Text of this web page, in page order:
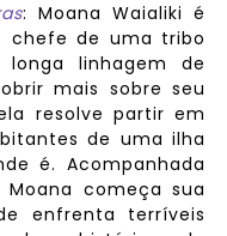
: Moana Waialiki é
chefe de uma tribo
linhagem de
mais sobre seu
resolve partir em
de uma ilha
é. Acompanhada
Moana começa sua
enfrenta terríveis